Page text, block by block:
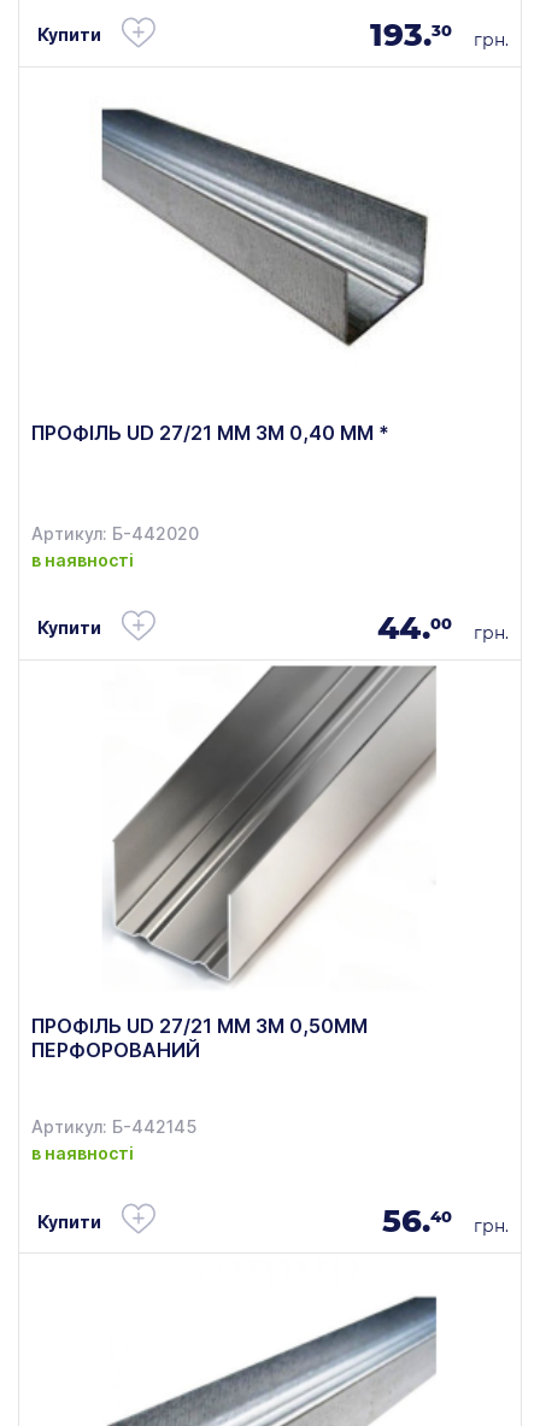
Купити 193.30 грн.
ПРОФІЛЬ UD 27/21 ММ 3М 0,40 ММ *
Артикул: Б-442020
в наявності
Купити 44.00 грн.
ПРОФІЛЬ UD 27/21 ММ 3М 0,50ММ
ПЕРФОРОВАНИЙ
Артикул: Б-442145
в наявності
Купити 56.40 грн.